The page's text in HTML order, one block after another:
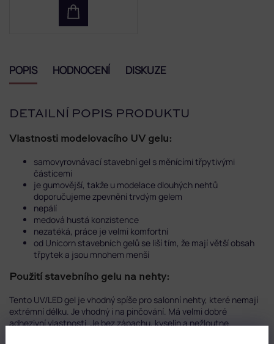
POPIS HODNOCENÍ DISKUZE
DETAILNÍ POPIS PRODUKTU
Vlastnosti modelovacího UV gelu:
samovyrovnávací stavební gel s měnícími třpytivými
částicemi
je gumovější, takže u modelace dlouhých nehtů
doporučujeme zpevnění trvdým gelem
nepálí
medová hustá konzistence
nezatéká, práce je velmi komfortní
od Unicorn stavebních gelů se liší tím, že mají větší obsah
třpytek a jsou mnohem menší
Použití stavebního gelu na nehty:
Tento UV/LED gel je vhodný spíše pro salonní nehty, které nemají
extrémní délku. Je vhodný i na pinčování. Má velmi dobré
adhezivní vlastnosti. Je bez zápachu, kyselin a nežloutne.